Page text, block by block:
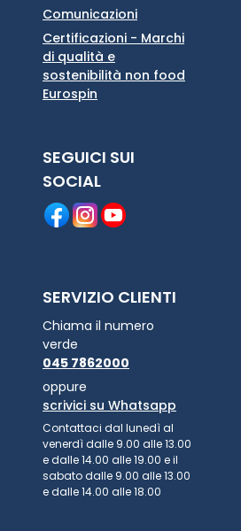
Comunicazioni
Certificazioni - Marchi
di qualità e
sostenibilità non food
Eurospin
SEGUICI SUI
SOCIAL
SERVIZIO CLIENTI
Chiama il numero
verde
045 7862000
oppure
scrivici su Whatsapp
Contattaci dal lunedì al
venerdì dalle 9.00 alle 13.00
e dalle 14.00 alle 19.00 e il
sabato dalle 9.00 alle 13.00
e dalle 14.00 alle 18.00